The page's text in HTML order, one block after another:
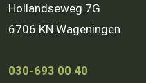
Hollandseweg 7G
6706 KN Wageningen
030-693 00 40